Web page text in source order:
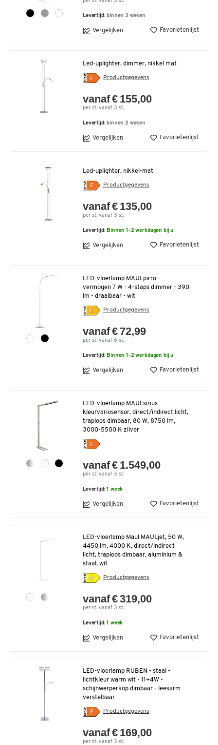
Levertijd: binnen 3 weken
Vergelijken Favorietenlijst
Led-uplighter, dimmer, nikkel mat
Productgegevens
vanaf € 155,00
per st. vanaf 3 st.
Levertijd: binnen 2 weken
Vergelijken Favorietenlijst
Led-uplighter, nikkel-mat
Productgegevens
vanaf € 135,00
per st. vanaf 3 st.
Levertijd: Binnen 1-2 werkdagen bij u
Vergelijken Favorietenlijst
LED-vloerlamp MAULpirro -
vermogen 7 W - 4-staps dimmer - 390
lm - draaibaar - wit
Productgegevens
vanaf € 72,99
per st. vanaf 6 st.
Levertijd: Binnen 1-2 werkdagen bij u
Vergelijken Favorietenlijst
LED-vloerlamp MAULsirius
kleurvariosensor, direct/indirect licht,
traploos dimbaar, 80 W, 8750 lm,
3000-5500 K zilver
vanaf € 1.549,00
per st. vanaf 3 st.
Levertijd:1 week
Vergelijken Favorietenlijst
LED-vloerlamp Maul MAULjet, 50 W,
4450 lm, 4000 K, direct/indirect
licht, traploos dimbaar, aluminium &
staal, wit
Productgegevens
vanaf € 319,00
per st. vanaf 3 st.
Levertijd:1 week
Vergelijken Favorietenlijst
LED-vloerlamp RUBEN - staal -
lichtkleur warm wit - 11+4W -
schijnwerperkop dimbaar - leesarm
verstelbaar
Productgegevens
vanaf € 169,00
per st. vanaf 3 st.